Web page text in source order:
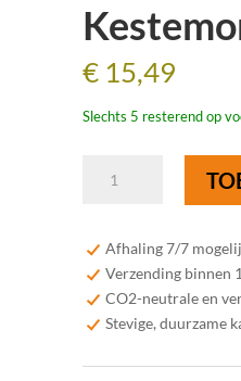
€15,49
Slechts 5 resterend op
Coulis
75cl
aantal
Afhaling 7/7
Verzending binnen
CO2-neutrale en
Stevige, duurzame